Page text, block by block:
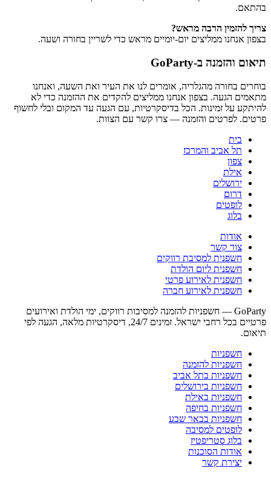
בהתאם.
צריך להזמין הרבה מראש?
בצפון אנחנו ממליצים יום-יומיים מראש כדי לשריין בחורה ושעה.
תיאום והזמנה ב-GoParty
בוחרים בחורה מהגלריה, אומרים לנו את העיר ואת השעה, ואנחנו
מתאמים הגעה. בצפון אנחנו ממליצים להקדים את ההזמנה כדי לא
להיתקע על זמינות. הכל בדיסקרטיות, עם הגעה עד המקום ובלי לחשוף
פרטים. לפרטים והזמנה — צרו קשר עם הצוות.
בית
תל אביב והמרכז
צפון
אילת
ירושלים
דרום
לופטים
בלוג
אודות
צור קשר
חשפנית למסיבת רווקים
חשפנית ליום הולדת
חשפנית לאירוע פרטי
חשפנית לאירוע חברה
GoParty — חשפניות להזמנה למסיבות רווקים, ימי הולדת ואירועים
פרטיים בכל רחבי ישראל. זמינים 24/7, דיסקרטיות מלאה, הגעה לפי
תיאום.
חשפניות
חשפניות להזמנה
חשפניות בתל אביב
חשפניות בירושלים
חשפניות באילת
חשפניות בחיפה
חשפניות בבאר שבע
לופטים למסיבה
בלוג סטריפטיז
אודות הסוכנות
יצירת קשר